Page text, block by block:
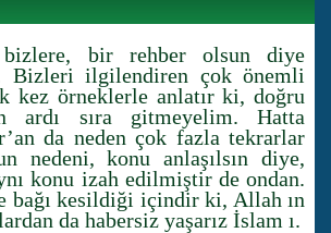
bir rehber olsun diye
Bizleri ilgilendiren çok önemli
kez örneklerle anlatır ki, doğru
ardı sıra gitmeyelim. Hatta
da neden çok fazla tekrarlar
nedeni, konu anlaşılsın diye,
konu izah edilmiştir de ondan.
bağı kesildiği içindir ki, Allah ın
da habersiz yaşarız İslam ı.